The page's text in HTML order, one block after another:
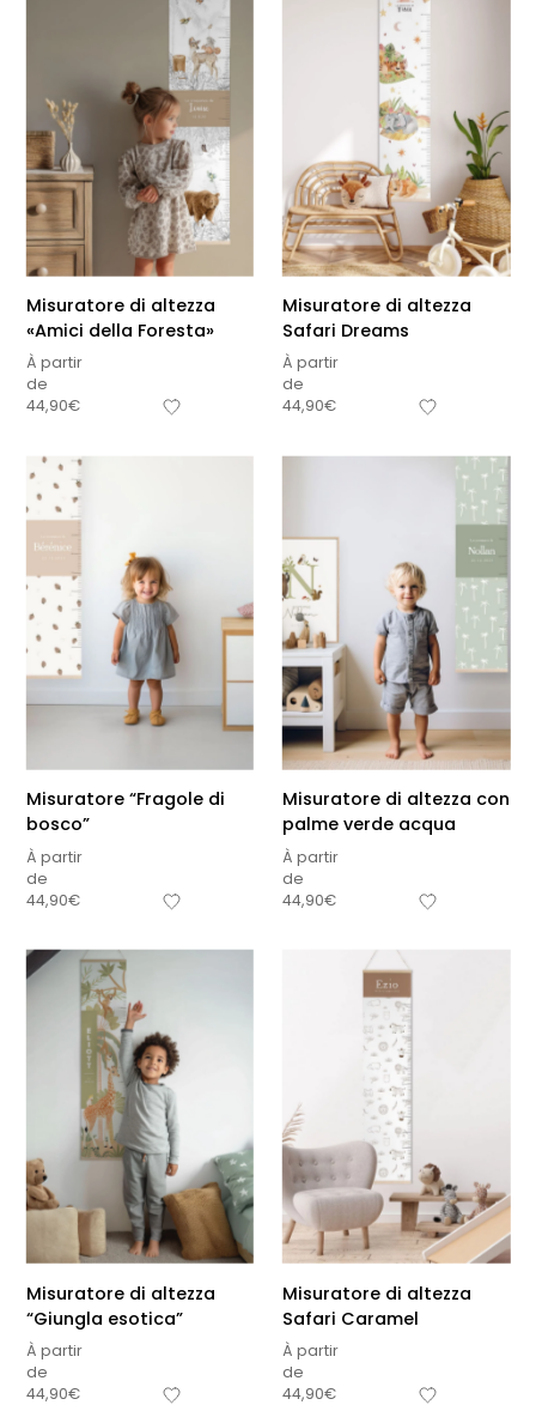
Misuratore di altezza
«Amici della Foresta»
À partir
de
44,90€
Misuratore di altezza
Safari Dreams
À partir
de
44,90€
Misuratore “Fragole di
bosco”
À partir
de
44,90€
Misuratore di altezza con
palme verde acqua
À partir
de
44,90€
Misuratore di altezza
“Giungla esotica”
À partir
de
44,90€
Misuratore di altezza
Safari Caramel
À partir
de
44,90€